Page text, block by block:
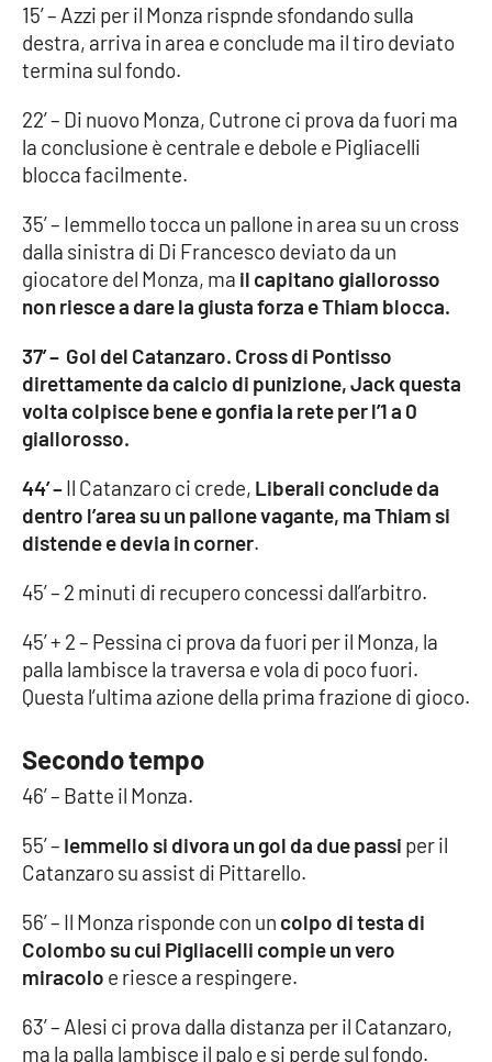
Good Morning Vietnam
Leggendo Alvaro insieme
Imprese Di Calabria
Le perfidie di Antonella Grippo
Venti di comunicazione
STREAMING
LaC TV
LaC Network
EDIZIONI
LOCALI
Catanzaro
Crotone
Reggio Calabria
Cosenza
Lamezia Terme
15’ – Azzi per il Monza rispnde sfondando sulla
destra, arriva in area e conclude ma il tiro deviato
termina sul fondo.
22’ – Di nuovo Monza, Cutrone ci prova da fuori ma
la conclusione è centrale e debole e Pigliacelli
blocca facilmente.
35’ – Iemmello tocca un pallone in area su un cross
dalla sinistra di Di Francesco deviato da un
giocatore del Monza, ma il capitano giallorosso
non riesce a dare la giusta forza e Thiam blocca.
37’ – Gol del Catanzaro. Cross di Pontisso
direttamente da calcio di punizione, Jack questa
volta colpisce bene e gonfia la rete per l’1 a 0
giallorosso.
44’ –Il Catanzaro ci crede, Liberali conclude da
dentro l’area su un pallone vagante, ma Thiam si
distende e devia in corner.
45’ – 2 minuti di recupero concessi dall’arbitro.
45’ + 2 – Pessina ci prova da fuori per il Monza, la
palla lambisce la traversa e vola di poco fuori.
Questa l’ultima azione della prima frazione di gioco.
Secondo tempo
46’ – Batte il Monza.
55’ – Iemmello si divora un gol da due passi per il
Catanzaro su assist di Pittarello.
56’ – Il Monza risponde con un colpo di testa di
Colombo su cui Pigliacelli compie un vero
miracolo e riesce a respingere.
63’ – Alesi ci prova dalla distanza per il Catanzaro,
ma la palla lambisce il palo e si perde sul fondo.